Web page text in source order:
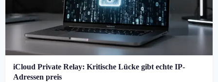
iCloud Private Relay: Kritische Lücke gibt echte IP-
Adressen preis